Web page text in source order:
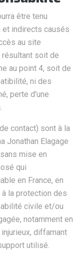
être tenu
indirects causés
au site
soit de
au point 4, soit de
ni des
perte d'une
contact) sont à la
Jonathan Elagage
mise en
qui
en France, en
la protection des
civile et/ou
notamment en
diffamant
utilisé.